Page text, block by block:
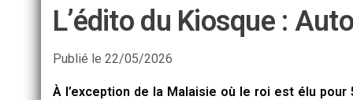
L’édito du Kiosque :
Publié le 22/05/2026
À l’exception de la Malaisie où le roi est élu